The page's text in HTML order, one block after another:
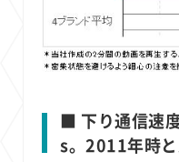
■ 下り通信速
s。2011年時と